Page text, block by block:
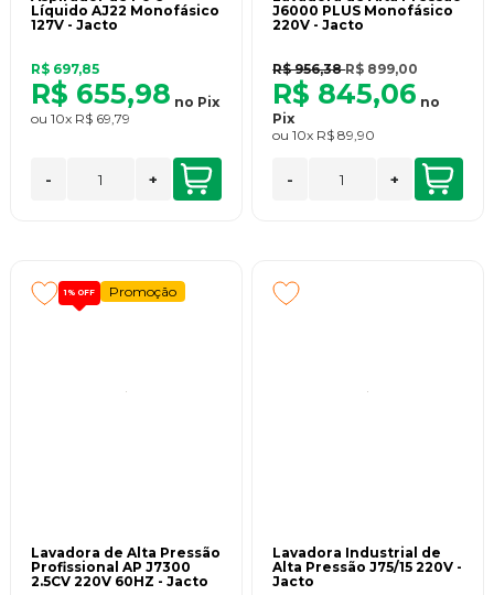
Líquido AJ22 Monofásico
127V - Jacto
R$ 697,85
R$ 655,98 no Pix
ou 10x R$ 69,79
- +
J6000 PLUS Monofásico
220V - Jacto
R$ 956,38R$ 899,00
R$ 845,06 no
Pix
ou 10x R$ 89,90
- +
1% OFF Promoção
Lavadora de Alta Pressão
Profissional AP J7300
2.5CV 220V 60HZ - Jacto
Lavadora Industrial de
Alta Pressão J75/15 220V -
Jacto